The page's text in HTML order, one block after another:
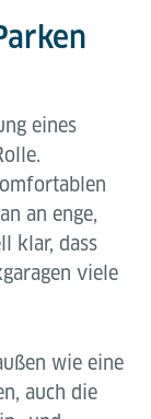
eines
an enge,
klar, dass
viele
wie eine
auch die